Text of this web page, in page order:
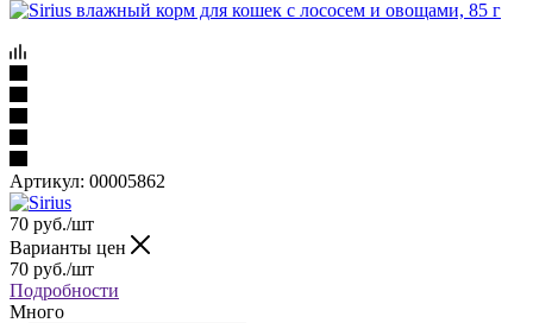
Артикул: 00005862
70 руб./шт
Варианты цен
70 руб./шт
Подробности
Много